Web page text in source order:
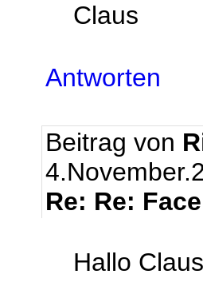
Claus
Antworten
Beitrag von
Re: Re:
Hallo